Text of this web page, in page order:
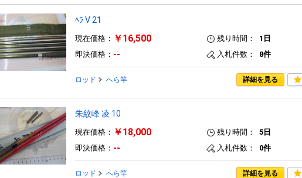
ﾍﾗ V 21
現在価格： ￥16,500
即決価格： --
残り時間：
1日
入札件数：
8件
ロッド へら竿 詳細を見る
朱紋峰 凌 10
現在価格： ￥18,000
即決価格： --
残り時間：
5日
入札件数：
0件
ロッド へら竿 詳細を見る